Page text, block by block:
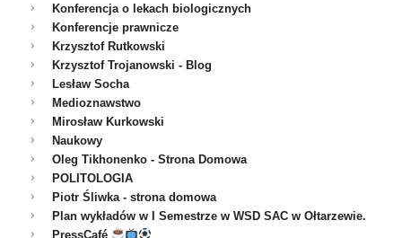
Konferencja o lekach biologicznych
Konferencje prawnicze
Krzysztof Rutkowski
Krzysztof Trojanowski - Blog
Lesław Socha
Medioznawstwo
Mirosław Kurkowski
Naukowy
Oleg Tikhonenko - Strona Domowa
POLITOLOGIA
Piotr Śliwka - strona domowa
Plan wykładów w I Semestrze w WSD SAC w Ołtarzewie.
PressCafé